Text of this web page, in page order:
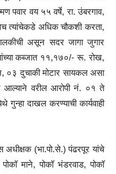
पवार वय ५५ वर्षे, रा. उंबरगाव,
त्यांचेकडे अधिक चौकशी करता,
असून सदर जागा जुगार
कब्जात ११,१७०/- रू. रोख,
०३ दुचाकी मोटार सायकल असा
आल्याने वरील आरोपी नं. ०१ ते
दाखल करण्याची कार्यवाही
अधीक्षक (भा.पो.से.) पंढरपूर यांचे
पोकॉ माने, पोकॉ भंडरवाड, पोकॉ